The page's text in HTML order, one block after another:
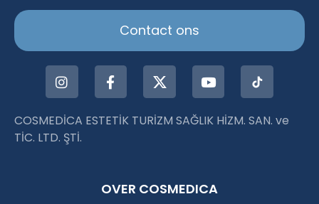
Contact ons
COSMEDİCA ESTETİK TURİZM SAĞLIK HİZM. SAN. ve
TİC. LTD. ŞTİ.
OVER COSMEDICA